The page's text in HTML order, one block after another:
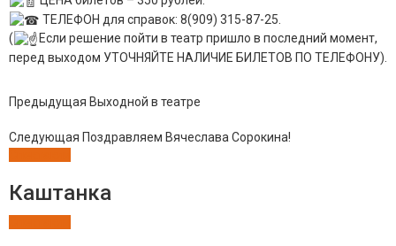
ТЕЛЕФОН для справок: 8(909) 315-87-25.
(
Если решение пойти в театр пришло в последний момент,
перед выходом УТОЧНЯЙТЕ НАЛИЧИЕ БИЛЕТОВ ПО ТЕЛЕФОНУ).
Предыдущая Выходной в театре
Следующая Поздравляем Вячеслава Сорокина!
Каштанка